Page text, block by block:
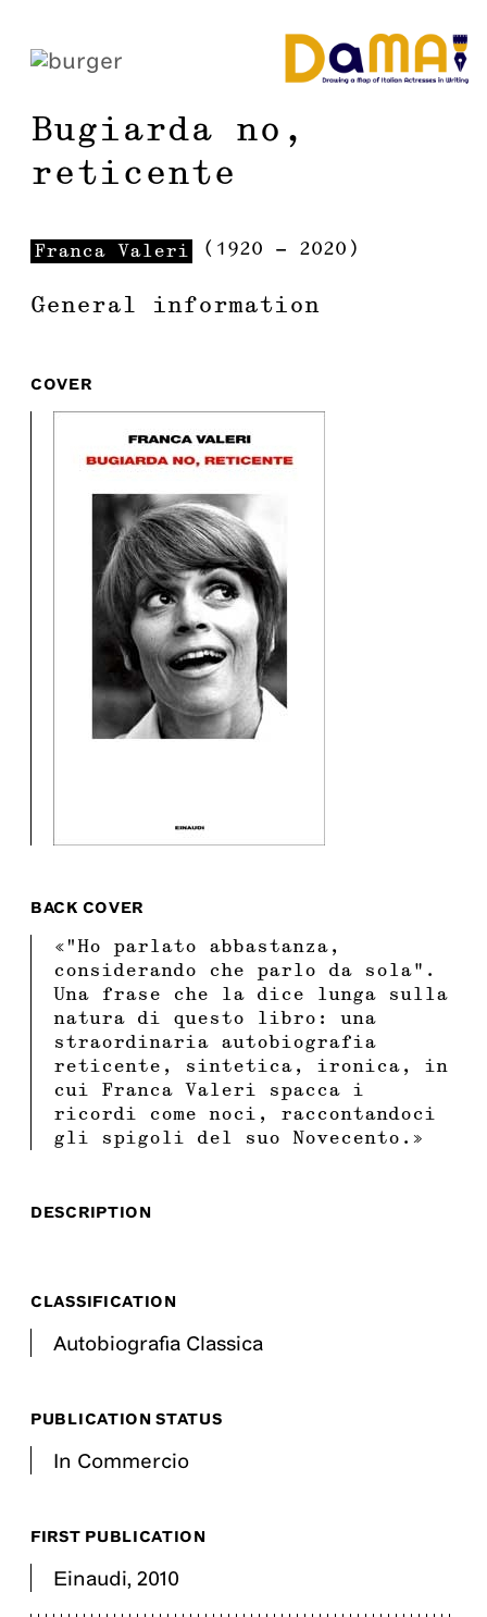
Bugiarda no,
reticente
Franca Valeri ( 1920 - 2020 )
General information
COVER
BACK COVER
«“Ho parlato abbastanza,
considerando che parlo da sola”.
Una frase che la dice lunga sulla
natura di questo libro: una
straordinaria autobiografia
reticente, sintetica, ironica, in
cui Franca Valeri spacca i
ricordi come noci, raccontandoci
gli spigoli del suo Novecento.»
DESCRIPTION
CLASSIFICATION
Autobiografia Classica
PUBLICATION STATUS
In Commercio
FIRST PUBLICATION
Einaudi, 2010